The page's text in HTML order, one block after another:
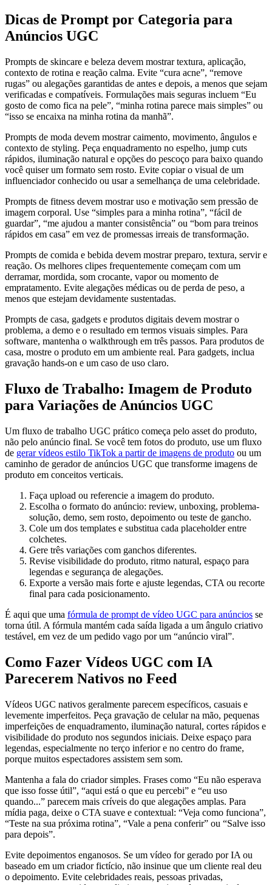
Dicas de Prompt por Categoria para
Anúncios UGC
Prompts de skincare e beleza devem mostrar textura, aplicação,
contexto de rotina e reação calma. Evite “cura acne”, “remove
rugas” ou alegações garantidas de antes e depois, a menos que sejam
verificadas e compatíveis. Formulações mais seguras incluem “Eu
gosto de como fica na pele”, “minha rotina parece mais simples” ou
“isso se encaixa na minha rotina da manhã”.
Prompts de moda devem mostrar caimento, movimento, ângulos e
contexto de styling. Peça enquadramento no espelho, jump cuts
rápidos, iluminação natural e opções do pescoço para baixo quando
você quiser um formato sem rosto. Evite copiar o visual de um
influenciador conhecido ou usar a semelhança de uma celebridade.
Prompts de fitness devem mostrar uso e motivação sem pressão de
imagem corporal. Use “simples para a minha rotina”, “fácil de
guardar”, “me ajudou a manter consistência” ou “bom para treinos
rápidos em casa” em vez de promessas irreais de transformação.
Prompts de comida e bebida devem mostrar preparo, textura, servir e
reação. Os melhores clipes frequentemente começam com um
derramar, mordida, som crocante, vapor ou momento de
empratamento. Evite alegações médicas ou de perda de peso, a
menos que estejam devidamente sustentadas.
Prompts de casa, gadgets e produtos digitais devem mostrar o
problema, a demo e o resultado em termos visuais simples. Para
software, mantenha o walkthrough em três passos. Para produtos de
casa, mostre o produto em um ambiente real. Para gadgets, inclua
gravação hands-on e um caso de uso claro.
Fluxo de Trabalho: Imagem de Produto
para Variações de Anúncios UGC
Um fluxo de trabalho UGC prático começa pelo asset do produto,
não pelo anúncio final. Se você tem fotos do produto, use um fluxo
de gerar vídeos estilo TikTok a partir de imagens de produto ou um
caminho de gerador de anúncios UGC que transforme imagens de
produto em conceitos verticais.
Faça upload ou referencie a imagem do produto.
Escolha o formato do anúncio: review, unboxing, problema-
solução, demo, sem rosto, depoimento ou teste de gancho.
Cole um dos templates e substitua cada placeholder entre
colchetes.
Gere três variações com ganchos diferentes.
Revise visibilidade do produto, ritmo natural, espaço para
legendas e segurança de alegações.
Exporte a versão mais forte e ajuste legendas, CTA ou recorte
final para cada posicionamento.
É aqui que uma fórmula de prompt de vídeo UGC para anúncios se
torna útil. A fórmula mantém cada saída ligada a um ângulo criativo
testável, em vez de um pedido vago por um “anúncio viral”.
Como Fazer Vídeos UGC com IA
Parecerem Nativos no Feed
Vídeos UGC nativos geralmente parecem específicos, casuais e
levemente imperfeitos. Peça gravação de celular na mão, pequenas
imperfeições de enquadramento, iluminação natural, cortes rápidos e
visibilidade do produto nos segundos iniciais. Deixe espaço para
legendas, especialmente no terço inferior e no centro do frame,
porque muitos espectadores assistem sem som.
Mantenha a fala do criador simples. Frases como “Eu não esperava
que isso fosse útil”, “aqui está o que eu percebi” e “eu uso
quando...” parecem mais críveis do que alegações amplas. Para
mídia paga, deixe o CTA suave e contextual: “Veja como funciona”,
“Teste na sua próxima rotina”, “Vale a pena conferir” ou “Salve isso
para depois”.
Evite depoimentos enganosos. Se um vídeo for gerado por IA ou
baseado em um criador fictício, não insinue que um cliente real deu
o depoimento. Evite celebridades reais, pessoas privadas,